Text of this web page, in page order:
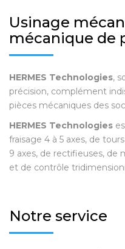
Usinage
mécanique de
HERMES Technologies,
précision, complément
pièces mécaniques des
HERMES Technologies
fraisage 4 à 5 axes, de
9 axes, de rectifieuses, de
et de contrôle
Notre service